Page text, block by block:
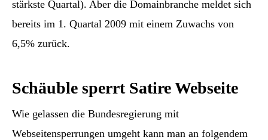
stärkste Quartal). Aber die Domainbranche meldet sich
bereits im 1. Quartal 2009 mit einem Zuwachs von
6,5% zurück.
Schäuble sperrt Satire Webseite
Wie gelassen die Bundesregierung mit
Webseitensperrungen umgeht kann man an folgendem